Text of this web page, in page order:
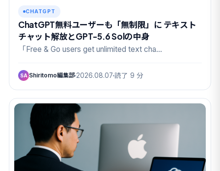
CHATGPT
ChatGPT無料ユーザーも「無制限」に テキスト
チャット解放とGPT-5.6 Solの中身
「Free & Go users get unlimited text cha…
SA Shiritomo編集部 2026.08.07 読了 9 分